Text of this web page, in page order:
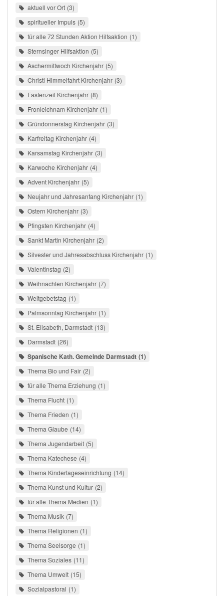
aktuell vor Ort 3
spiritueller Impuls 5
für alle 72 Stunden Aktion Hilfsaktion 1
Sternsinger Hilfsaktion 5
Aschermittwoch Kirchenjahr 5
Christi Himmelfahrt Kirchenjahr 3
Fastenzeit Kirchenjahr 8
Fronleichnam Kirchenjahr 1
Gründonnerstag Kirchenjahr 3
Karfreitag Kirchenjahr 4
Karsamstag Kirchenjahr 3
Karwoche Kirchenjahr 4
Advent Kirchenjahr 5
Neujahr und Jahresanfang Kirchenjahr 1
Ostern Kirchenjahr 3
Pfingsten Kirchenjahr 4
Sankt Martin Kirchenjahr 2
Silvester und Jahresabschluss Kirchenjahr 1
Valentinstag 2
Weihnachten Kirchenjahr 7
Weltgebetstag 1
Palmsonntag Kirchenjahr 1
St. Elisabeth, Darmstadt 13
Darmstadt 26
Spanische Kath. Gemeinde Darmstadt 1
Thema Bio und Fair 2
für alle Thema Erziehung 1
Thema Flucht 1
Thema Frieden 1
Thema Glaube 14
Thema Jugendarbeit 5
Thema Katechese 4
Thema Kindertageseinrichtung 14
Thema Kunst und Kultur 2
für alle Thema Medien 1
Thema Musik 7
Thema Religionen 1
Thema Seelsorge 1
Thema Soziales 11
Thema Umwelt 15
Sozialpastoral 1